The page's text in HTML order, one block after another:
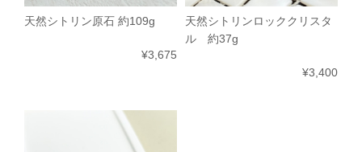
天然シトリン原石 約109g
¥3,675
天然シトリンロッククリスタ
ル 約37g
¥3,400